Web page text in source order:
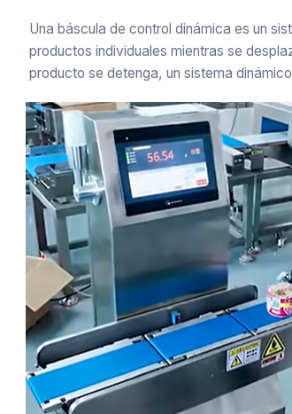
Una báscula de control dinámica es un
productos individuales mientras se
producto se detenga, un sistema